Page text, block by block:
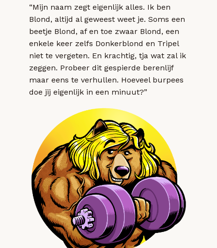
“Mijn naam zegt eigenlijk alles. Ik ben
Blond, altijd al geweest weet je. Soms een
beetje Blond, af en toe zwaar Blond, een
enkele keer zelfs Donkerblond en Tripel
niet te vergeten. En krachtig, tja wat zal ik
zeggen. Probeer dit gespierde berenlijf
maar eens te verhullen. Hoeveel burpees
doe jij eigenlijk in een minuut?”